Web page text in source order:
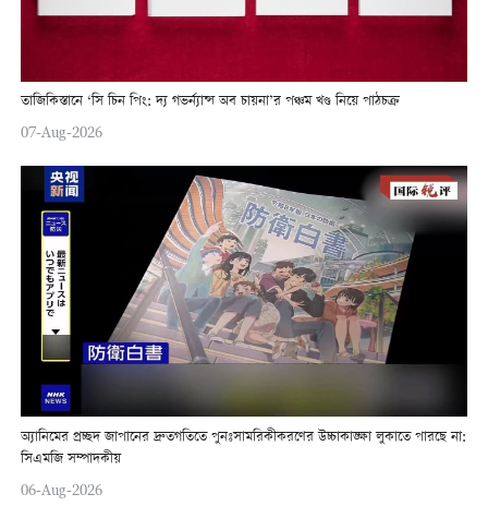
তাজিকিস্তানে ‘সি চিন পিং: দ্য গভর্ন্যান্স অব চায়না’র পঞ্চম খণ্ড নিয়ে পাঠচক্র
07-Aug-2026
অ্যানিমের প্রচ্ছদ জাপানের দ্রুতগতিতে পুনঃসামরিকীকরণের উচ্চাকাঙ্ক্ষা লুকাতে পারছে না:
সিএমজি সম্পাদকীয়
06-Aug-2026